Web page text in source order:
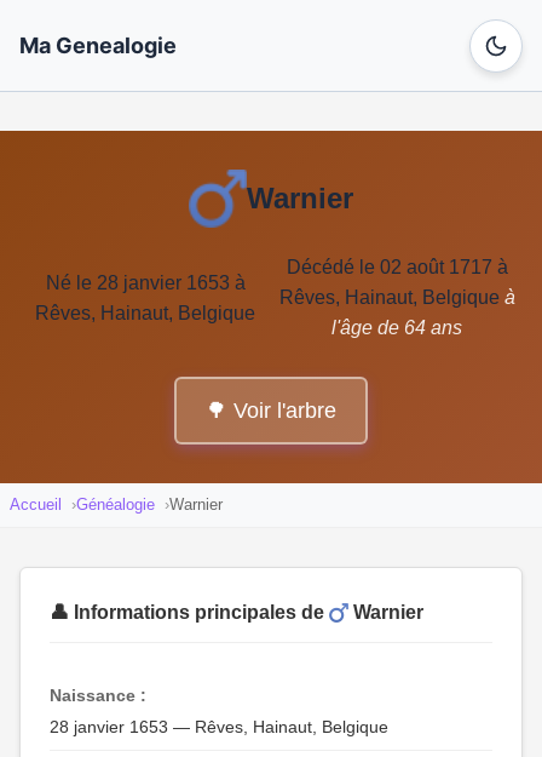
Ma Genealogie
Warnier
Né le 28 janvier 1653 à
Rêves, Hainaut, Belgique
Décédé le 02 août 1717 à
Rêves, Hainaut, Belgique à
l'âge de 64 ans
🌳 Voir l'arbre
Accueil Généalogie Warnier
👤 Informations principales de Warnier
Naissance :
28 janvier 1653 — Rêves, Hainaut, Belgique